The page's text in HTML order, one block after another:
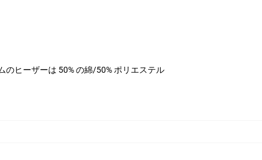
のヒーザーは 50% の綿/50% ポリエステル